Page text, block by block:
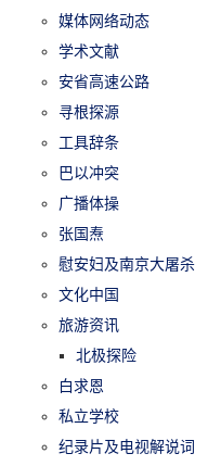
媒体网络动态
学术文献
安省高速公路
寻根探源
工具辞条
巴以冲突
广播体操
张国焘
慰安妇及南京大屠杀
文化中国
旅游资讯
北极探险
白求恩
私立学校
纪录片及电视解说词